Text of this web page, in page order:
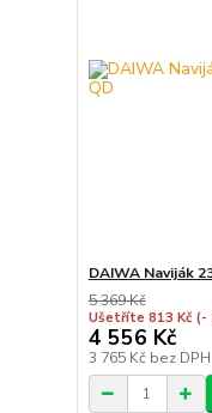
DAIWA Naviják
5 369 Kč
Ušetříte 813 Kč (-
4 556 Kč
3 765 Kč bez DPH